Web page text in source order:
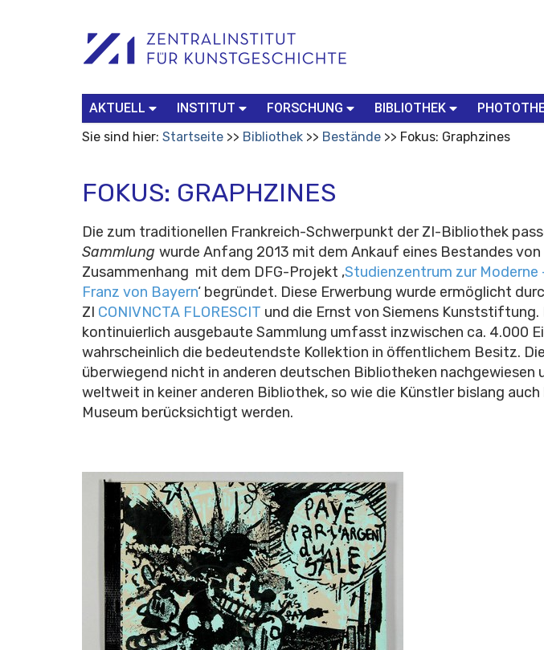
Werkzeuge
Search…
AKTUELL INSTITUT FORSCHUNG BIBLIOTHEK
Sie sind hier: Startseite Bibliothek Bestände Fokus: Graphzines
FOKUS: GRAPHZINES
Die zum traditionellen Frankreich-Schwerpunkt der ZI-Bibliothek
Sammlung wurde Anfang 2013 mit dem Ankauf eines Bestandes
Zusammenhang mit dem DFG-Projekt ‚Studienzentrum zur Moderne
Franz von Bayern‘ begründet. Diese Erwerbung wurde ermöglicht
ZI CONIVNCTA FLORESCIT und die Ernst von Siemens Kunststiftung.
kontinuierlich ausgebaute Sammlung umfasst inzwischen ca. 4.000
wahrscheinlich die bedeutendste Kollektion in öffentlichem Besitz.
überwiegend nicht in anderen deutschen Bibliotheken nachgewiesen
weltweit in keiner anderen Bibliothek, so wie die Künstler bislang auch
Museum berücksichtigt werden.